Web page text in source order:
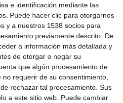
e identificación mediante las
Puede hacer clic para otorgarnos
y a nuestros 1538 socios para
previamente descrito. De
a información más detallada y
de otorgar o negar su
que algún procesamiento de
requerir de su consentimiento,
rechazar tal procesamiento. Sus
a este sitio web. Puede cambiar
SHARE
ENVIAR
PIN